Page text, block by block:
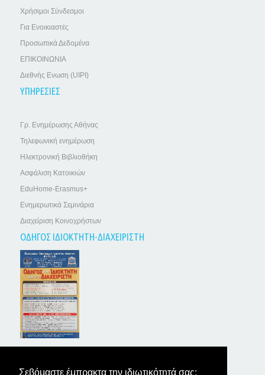
Σεβόμαστε έμπρακτα την ιδιωτικότητά σας:
Χρήσιμοι Σύνδεσμοι
Για Ενοικιαστές
Προσωπικά Δεδομένα
ΕΠΙΚΟΙΝΩΝΙΑ
Διεθνής Ενωση (UIPI)
ΥΠΗΡΕΣΙΕΣ
Γρ. Ενημέρωσης Αθήνας
Τηλεφωνική ενημέρωση
Ηλεκτρονική Βιβλιοθήκη
Ασφάλιση Κατοικιών
EduHome-Erasmus+
Ενημερωτικά Σεμινάρια
Διαχείριση Κοινοχρήστων
ΟΔΗΓΟΣ ΙΔΙΟΚΤΗΤΗ-ΔΙΑΧΕΙΡΙΣΤΗ
ΤΑ ΝΕΑ ΤΩΝ ΙΔΙΟΚΤΗΤΩΝ